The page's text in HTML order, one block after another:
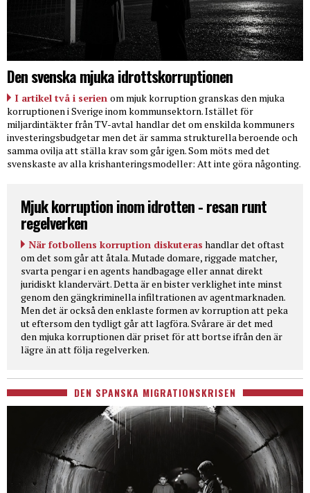
Den svenska mjuka idrottskorruptionen
I artikel två i serien om mjuk korruption granskas den mjuka
korruptionen i Sverige inom kommunsektorn. Istället för
miljardintäkter från TV-avtal handlar det om enskilda kommuners
investeringsbudgetar men det är samma strukturella beroende och
samma ovilja att ställa krav som går igen. Som möts med det
svenskaste av alla krishanteringsmodeller: Att inte göra någonting.
Mjuk korruption inom idrotten - resan runt
regelverken
När fotbollens korruption diskuteras handlar det oftast
om det som går att åtala. Mutade domare, riggade matcher,
svarta pengar i en agents handbagage eller annat direkt
juridiskt klandervärt. Detta är en bister verklighet inte minst
genom den gängkriminella infiltrationen av agentmarknaden.
Men det är också den enklaste formen av korruption att peka
ut eftersom den tydligt går att lagföra. Svårare är det med
den mjuka korruptionen där priset för att bortse ifrån den är
lägre än att följa regelverken.
DEN SPANSKA MIGRATIONSKRISEN